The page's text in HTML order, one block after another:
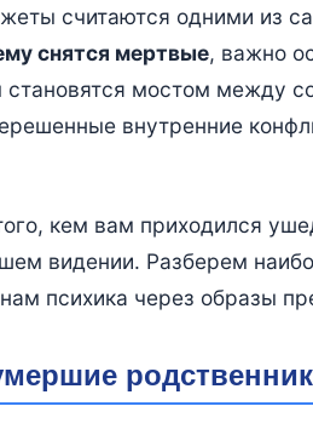
считаются одними из
снятся мертвые, важно
становятся мостом между
внутренние
кем вам приходился
видении. Разберем
психика через образы